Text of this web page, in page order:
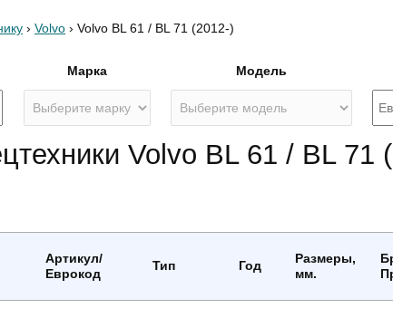
› Volvo › Volvo BL 61 / BL 71 (2012-)
Марка Модель
Volvo BL 61 / BL 71
Артикул/
Еврокод
Тип Год
Размеры,
мм.